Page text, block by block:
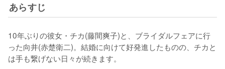
あらすじ
10年ぶりの彼女・チカ(藤間爽子)と、ブライダルフェアに行
った向井(赤楚衛二)。結婚に向けて好発進したものの、チカと
は手も繋げない日々が続きます。